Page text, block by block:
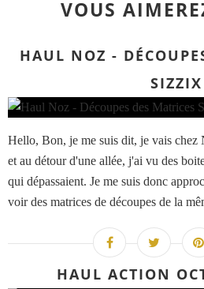
VOUS
HAUL NOZ -
SIZZIX
Hello, Bon, je me suis dit, je vais chez
et au détour d'une allée, j'ai vu des
qui dépassaient. Je me suis donc
voir des matrices de découpes de la
HAUL ACTION